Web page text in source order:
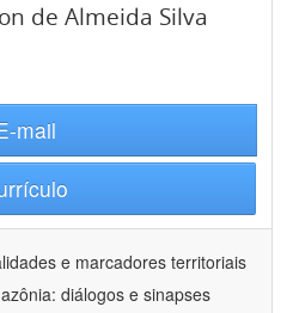
de Almeida Silva
mail
e marcadores territoriais
diálogos e sinapses